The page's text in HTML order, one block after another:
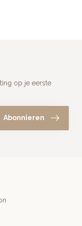
op je eerste
Abonnieren